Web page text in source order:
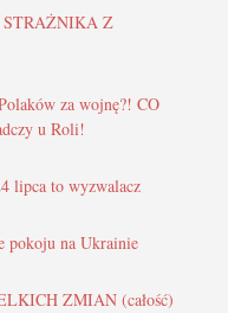
Z
za wojnę?! CO
u Roli!
lipca to wyzwalacz
pokoju na Ukrainie
ZMIAN (całość)